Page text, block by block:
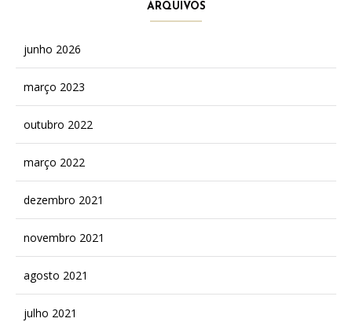
ARQUIVOS
junho 2026
março 2023
outubro 2022
março 2022
dezembro 2021
novembro 2021
agosto 2021
julho 2021